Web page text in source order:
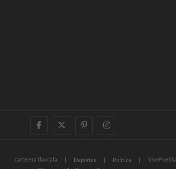
facebooktwitter
pinterestinstagram
cartelera tlaxcala Deportes Política VivePuebla